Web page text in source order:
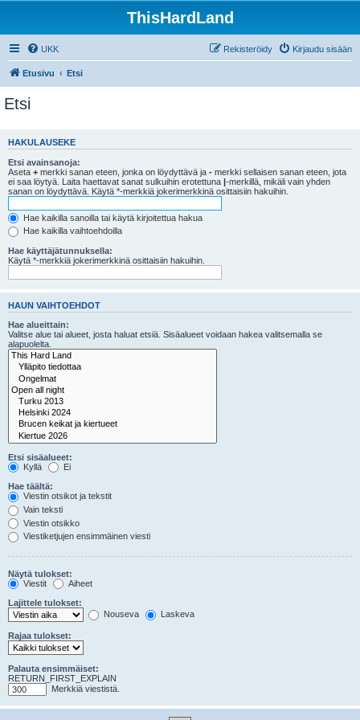
ThisHardLand
UKK Kirjaudu sisään
Rekisteröidy
Etusivu Etsi
Etsi
HAKULAUSEKE
Etsi avainsanoja:
Aseta + merkki sanan eteen, jonka on löydyttävä ja - merkki sellaisen sanan eteen, jota
ei saa löytyä. Laita haettavat sanat sulkuihin erotettuna |-merkillä, mikäli vain yhden
sanan on löydyttävä. Käytä *-merkkiä jokerimerkkinä osittaisiin hakuihin.
Hae kaikilla sanoilla tai käytä kirjoitettua hakua
Hae kaikilla vaihtoehdoilla
Hae käyttäjätunnuksella:
Käytä *-merkkiä jokerimerkkinä osittaisiin hakuihin.
HAUN VAIHTOEHDOT
Hae alueittain:
Valitse alue tai alueet, josta haluat etsiä. Sisäalueet voidaan hakea valitsemalla se
alapuolelta.
Etsi sisäalueet:
Kyllä
Ei
Hae täältä:
Viestin otsikot ja tekstit
Vain teksti
Viestin otsikko
Viestiketjujen ensimmäinen viesti
Näytä tulokset:
Viestit
Aiheet
Lajittele tulokset:
Nouseva
Laskeva
Rajaa tulokset:
Palauta ensimmäiset:
RETURN_FIRST_EXPLAIN
Merkkiä viestistä.